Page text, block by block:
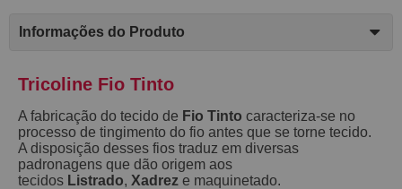
Informações do Produto
Tricoline Fio Tinto
A fabricação do tecido de Fio Tinto caracteriza-se no
processo de tingimento do fio antes que se torne tecido.
A disposição desses fios traduz em diversas
padronagens que dão origem aos
tecidos Listrado, Xadrez e maquinetado.